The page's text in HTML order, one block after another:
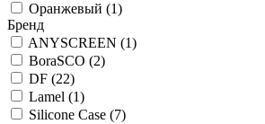
Оранжевый (1)
Бренд
ANYSCREEN (1)
BoraSCO (2)
DF (22)
Lamel (1)
Silicone Case (7)